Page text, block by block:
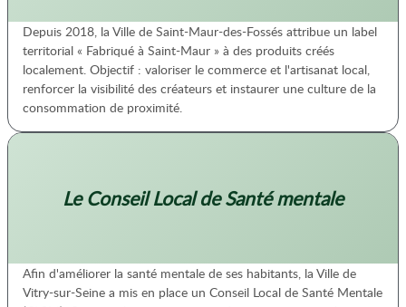
Depuis 2018, la Ville de Saint-Maur-des-Fossés attribue un label
territorial « Fabriqué à Saint-Maur » à des produits créés
localement. Objectif : valoriser le commerce et l'artisanat local,
renforcer la visibilité des créateurs et instaurer une culture de la
consommation de proximité.
Le Conseil Local de Santé mentale
Afin d'améliorer la santé mentale de ses habitants, la Ville de
Vitry-sur-Seine a mis en place un Conseil Local de Santé Mentale